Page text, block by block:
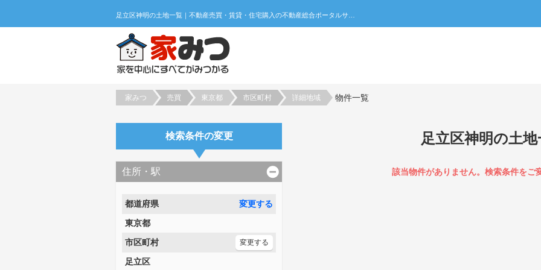
家みつ 売買 東京都 市区町村 詳細地域 物件一覧
検索条件の変更
住所・駅
都道府県
変更する
東京都
市区町村
変更する
足立区
足立区神明の土地
該当物件がありません。検索条件をご